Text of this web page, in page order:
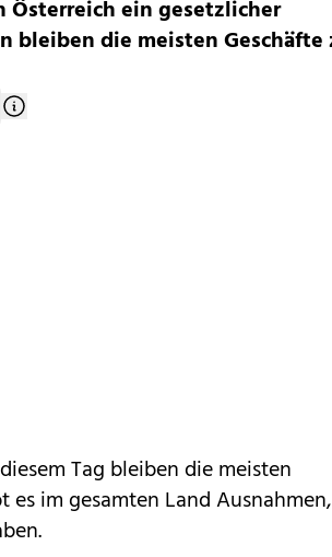
Österreich ein gesetzlicher
bleiben die meisten Geschäfte
Tag bleiben die meisten
es im gesamten Land Ausnahmen,